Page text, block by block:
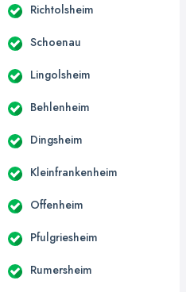
Richtolsheim
Schoenau
Lingolsheim
Behlenheim
Dingsheim
Kleinfrankenheim
Offenheim
Pfulgriesheim
Rumersheim